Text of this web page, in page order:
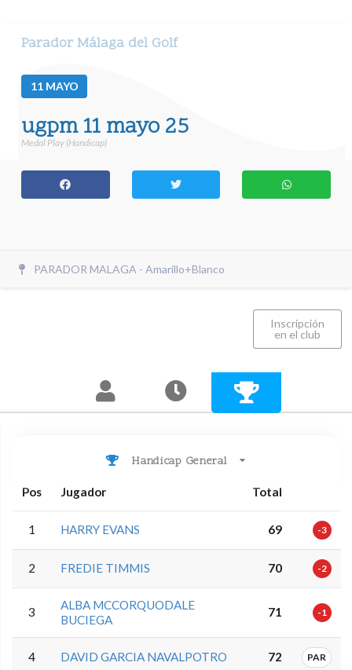
Parador Málaga del Golf
11 MAYO
ugpm 11 mayo 25
Medal Play (Handicap)
PARADOR MALAGA - Amarillo+Blanco
Inscripción
en el club
Handicap General
Pos Jugador Total
1 HARRY EVANS 69 -3
2 FREDIE TIMMIS 70 -2
3
ALBA MCCORQUODALE
BUCIEGA
71 -1
4 DAVID GARCIA NAVALPOTRO 72 PAR